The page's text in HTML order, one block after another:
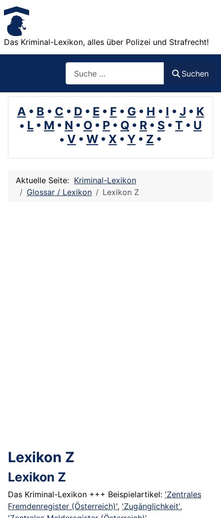
Das Kriminal-Lexikon, alles über Polizei und Strafrecht!
Suchen
A • B • C • D • E • F • G • H • I • J • K
• L • M • N • O • P • Q • R • S • T • U
• V • W • X • Y • Z •
Aktuelle Seite: Kriminal-Lexikon
Glossar / Lexikon
Lexikon Z
Lexikon Z
Lexikon Z
Das Kriminal-Lexikon +++ Beispielartikel: 'Zentrales
Fremdenregister (Österreich)', 'Zugänglichkeit',